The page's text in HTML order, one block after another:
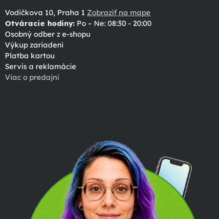
Vodičkova 10, Praha 1 Zobraziť na mape
Otváracie hodiny: Po – Ne: 08:30 - 20:00
Osobný odber z e-shopu
Výkup zariadení
Platba kartou
Servis a reklamácie
Viac o predajni